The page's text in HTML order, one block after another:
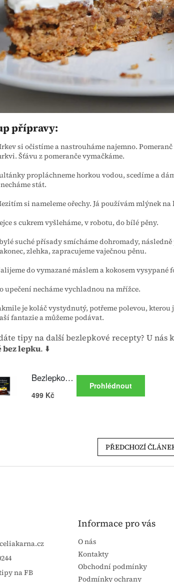
přípravy:
si očistíme a nastrouháme najemno.
Šťávu z pomeranče vymačkáme.
propláchneme horkou vodou, scedíme a
stát.
si nameleme ořechy. Já používám mlýnek na
s cukrem vyšleháme, v robotu, do bílé pěny.
suché přísady smícháme dohromady,
zlehka, zapracujeme vaječnou pěnu.
do vymazané máslem a kokosem vysypané
upečení necháme vychladnou na mřížce.
je koláč vystydnutý, potřeme polevou,
fantazie a můžeme podávat.
tipy na další bezlepkové recepty? U
bez lepku. ⬇️
PŘEDCHOZÍ
celiakarna.cz
na FB
Informace pro vás
O nás
Kontakty
Obchodní podmínky
Podmínky ochrany